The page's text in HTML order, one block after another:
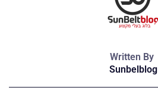
Written By
Sunbelblog